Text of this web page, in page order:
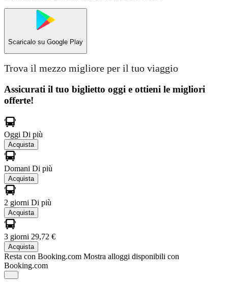
Scaricalo su Google Play
Trova il mezzo migliore per il tuo viaggio
Assicurati il ​​tuo biglietto oggi e ottieni le migliori
offerte!
Oggi Di più
Acquista
Domani Di più
Acquista
2 giorni Di più
Acquista
3 giorni 29,72 €
Acquista
Resta con Booking.com Mostra alloggi disponibili con
Booking.com